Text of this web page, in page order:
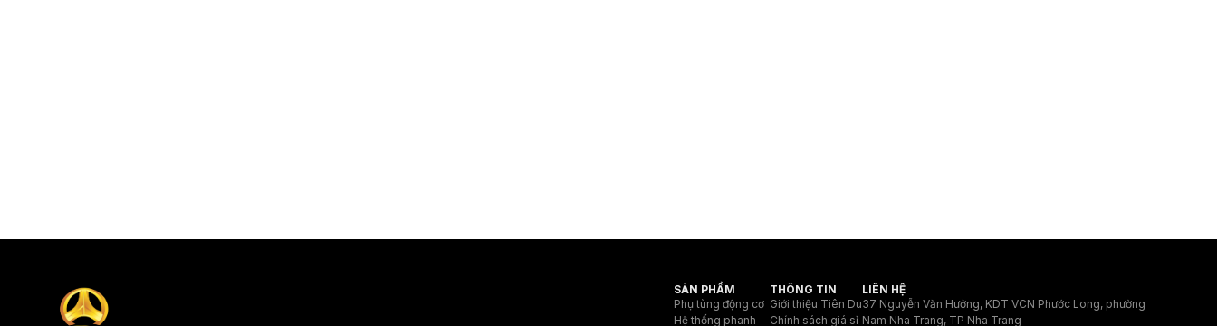
SẢN PHẨM
Phụ tùng động cơ
Hệ thống phanh
THÔNG TIN
Giới thiệu Tiên Du
Chính sách giá sỉ
LIÊN HỆ
37 Nguyễn Văn Hưởng, KDT VCN Phước Long, phường
Nam Nha Trang, TP Nha Trang